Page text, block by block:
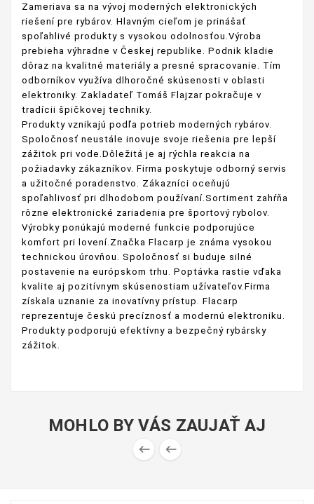
Zameriava sa na vývoj moderných elektronických
riešení pre rybárov. Hlavným cieľom je prinášať
spoľahlivé produkty s vysokou odolnosťou.Výroba
prebieha výhradne v Českej republike. Podnik kladie
dôraz na kvalitné materiály a presné spracovanie. Tím
odborníkov využíva dlhoročné skúsenosti v oblasti
elektroniky. Zakladateľ Tomáš Flajzar pokračuje v
tradícii špičkovej techniky.
Produkty vznikajú podľa potrieb moderných rybárov.
Spoločnosť neustále inovuje svoje riešenia pre lepší
zážitok pri vode.Dôležitá je aj rýchla reakcia na
požiadavky zákazníkov. Firma poskytuje odborný servis
a užitočné poradenstvo. Zákazníci oceňujú
spoľahlivosť pri dlhodobom používaní.Sortiment zahŕňa
rôzne elektronické zariadenia pre športový rybolov.
Výrobky ponúkajú moderné funkcie podporujúce
komfort pri lovení.Značka Flacarp je známa vysokou
technickou úrovňou. Spoločnosť si buduje silné
postavenie na európskom trhu. Poptávka rastie vďaka
kvalite aj pozitívnym skúsenostiam užívateľov.Firma
získala uznanie za inovatívny prístup. Flacarp
reprezentuje českú precíznosť a modernú elektroniku.
Produkty podporujú efektívny a bezpečný rybársky
zážitok.
MOHLO BY VÁS ZAUJAŤ AJ
 